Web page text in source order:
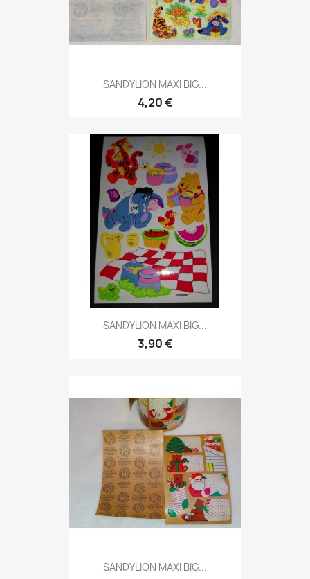
SANDYLION MAXI BIG...
4,20 €
SANDYLION MAXI BIG...
3,90 €
SANDYLION MAXI BIG...